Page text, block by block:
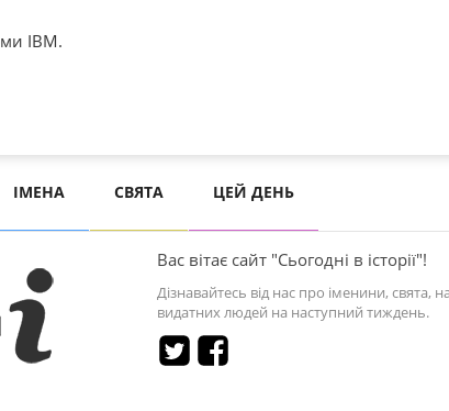
IBM.
ІМЕНА СВЯТА ЦЕЙ ДЕНЬ
Вас вітає сайт "Сьогодні в історії"!
Дізнавайтесь від нас про іменини, свята,
видатних людей на наступний тиждень.